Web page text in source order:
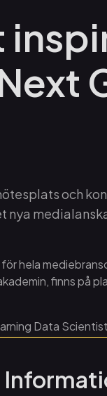
och
nya
hela
finns på
Data
Science Umeå
och